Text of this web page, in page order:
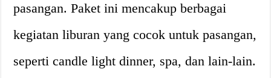
pasangan. Paket ini mencakup berbagai
kegiatan liburan yang cocok untuk pasangan,
seperti candle light dinner, spa, dan lain-lain.